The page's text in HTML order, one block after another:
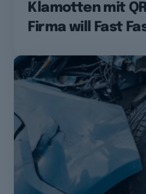
Klamotten mit
Firma will Fast